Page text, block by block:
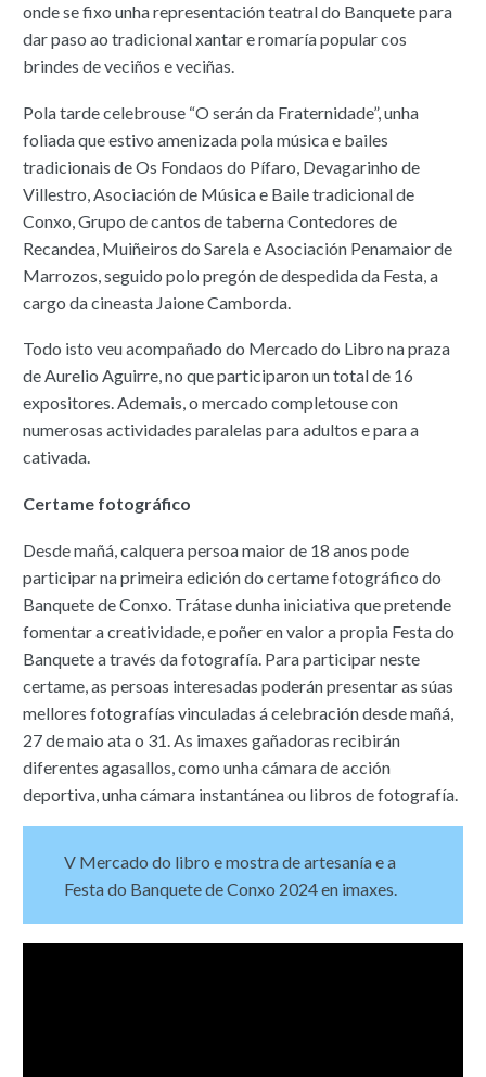
onde se fixo unha representación teatral do Banquete para
dar paso ao tradicional xantar e romaría popular cos
brindes de veciños e veciñas.
Pola tarde celebrouse “O serán da Fraternidade”, unha
foliada que estivo amenizada pola música e bailes
tradicionais de Os Fondaos do Pífaro, Devagarinho de
Villestro, Asociación de Música e Baile tradicional de
Conxo, Grupo de cantos de taberna Contedores de
Recandea, Muiñeiros do Sarela e Asociación Penamaior de
Marrozos, seguido polo pregón de despedida da Festa, a
cargo da cineasta Jaione Camborda.
Todo isto veu acompañado do Mercado do Libro na praza
de Aurelio Aguirre, no que participaron un total de 16
expositores. Ademais, o mercado completouse con
numerosas actividades paralelas para adultos e para a
cativada.
Certame fotográfico
Desde mañá, calquera persoa maior de 18 anos pode
participar na primeira edición do certame fotográfico do
Banquete de Conxo. Trátase dunha iniciativa que pretende
fomentar a creatividade, e poñer en valor a propia Festa do
Banquete a través da fotografía. Para participar neste
certame, as persoas interesadas poderán presentar as súas
mellores fotografías vinculadas á celebración desde mañá,
27 de maio ata o 31. As imaxes gañadoras recibirán
diferentes agasallos, como unha cámara de acción
deportiva, unha cámara instantánea ou libros de fotografía.
V Mercado do libro e mostra de artesanía e a
Festa do Banquete de Conxo 2024 en imaxes.